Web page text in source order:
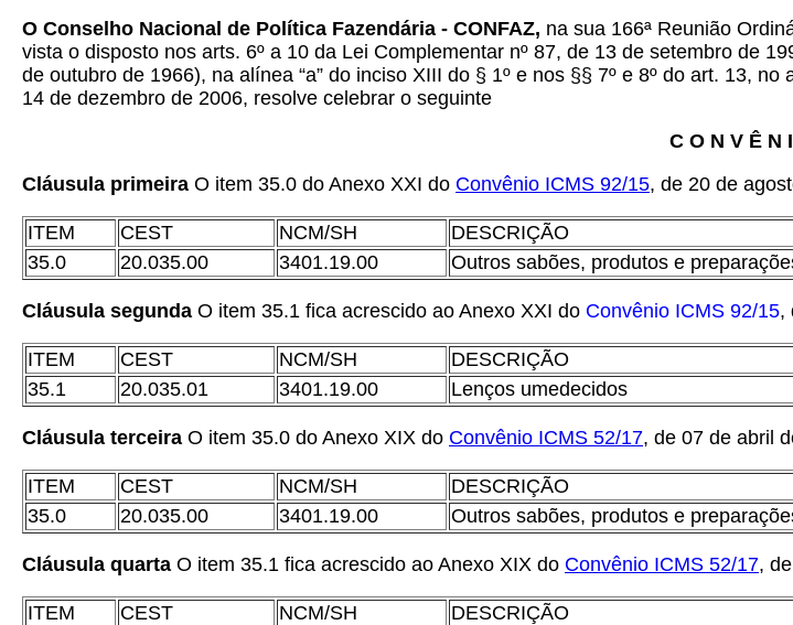
O Conselho Nacional de Política Fazendária - CONFAZ, na sua 166ª Reunião
vista o disposto nos arts. 6º a 10 da Lei Complementar nº 87, de 13 de setembro de
de outubro de 1966), na alínea “a” do inciso XIII do § 1º e nos §§ 7º e 8º do art. 13,
14 de dezembro de 2006, resolve celebrar o seguinte
C O N V Ê N
Cláusula primeira O item 35.0 do Anexo XXI do Convênio ICMS 92/15, de 20 de
ITEM CEST NCM/SH
DESCRIÇÃO
35.0
20.035.00 3401.19.00 Outros sabões, produtos e
Cláusula segunda O item 35.1 fica acrescido ao Anexo XXI do Convênio ICMS 92/15,
ITEM CEST NCM/SH
DESCRIÇÃO
35.1
20.035.01 3401.19.00 Lenços umedecidos
Cláusula terceira O item 35.0 do Anexo XIX do Convênio ICMS 52/17, de 07 de abril
ITEM CEST NCM/SH
DESCRIÇÃO
35.0
20.035.00 3401.19.00 Outros sabões, produtos e
Cláusula quarta O item 35.1 fica acrescido ao Anexo XIX do Convênio ICMS 52/17,
ITEM CEST NCM/SH
DESCRIÇÃO